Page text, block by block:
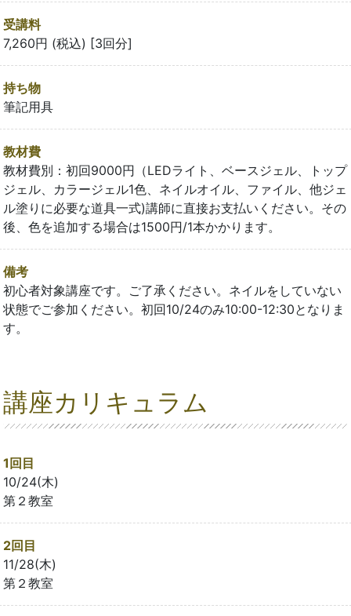
受講料
7,260円 (税込) [3回分]
持ち物
筆記用具
教材費
教材費別：初回9000円（LEDライト、ベースジェル、トップ
ジェル、カラージェル1色、ネイルオイル、ファイル、他ジェ
ル塗りに必要な道具一式)講師に直接お支払いください。その
後、色を追加する場合は1500円/1本かかります。
備考
初心者対象講座です。ご了承ください。ネイルをしていない
状態でご参加ください。初回10/24のみ10:00-12:30となりま
す。
講座カリキュラム
1回目
10/24(木)
第２教室
2回目
11/28(木)
第２教室